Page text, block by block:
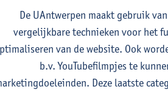
Wim Vanden Berghe
mining
2E SEM
studiepunten
Erik Fransen Kris Laukens
De UAntwerpen maakt gebruik
vergelijkbare technieken voor het
van de website. Ook
b.v. YouTubefilmpjes te
Deze laatste